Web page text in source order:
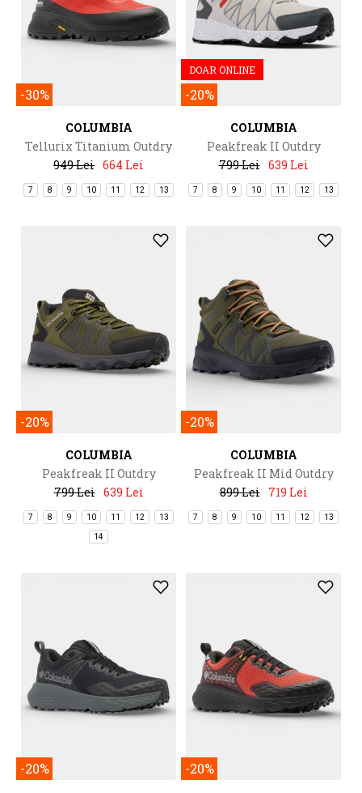
-30%
COLUMBIA
Tellurix Titanium Outdry
949 Lei 664 Lei
7 8 9 10 11 12 13
DOAR ONLINE
-20%
COLUMBIA
Peakfreak II Outdry
799 Lei 639 Lei
7 8 9 10 11 12 13
-20%
COLUMBIA
Peakfreak II Outdry
799 Lei 639 Lei
7 8 9 10 11 12 13
14
-20%
COLUMBIA
Peakfreak II Mid Outdry
899 Lei
719 Lei
7 8 9 10 11 12 13
-20% -20%